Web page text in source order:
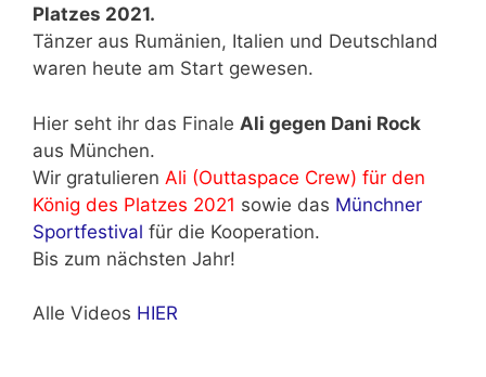
Platzes 2021.
Tänzer aus Rumänien, Italien und Deutschland
waren heute am Start gewesen.
Hier seht ihr das Finale Ali gegen Dani Rock
aus München.
Wir gratulieren Ali (Outtaspace Crew) für den
König des Platzes 2021 sowie das Münchner
Sportfestival für die Kooperation.
Bis zum nächsten Jahr!
Alle Videos HIER